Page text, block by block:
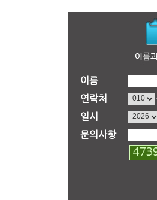
이름
연락처
일시
문의사항